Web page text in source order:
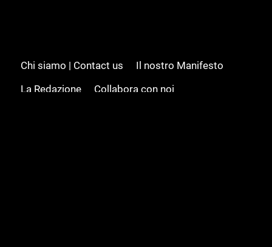
Chi siamo | Contact us
Il nostro Manifesto
La Redazione
Collabora con noi